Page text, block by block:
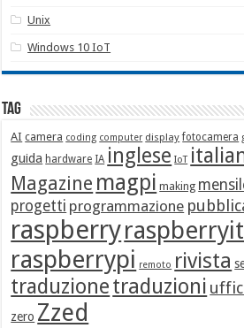
Unix
Windows 10 IoT
Tag
AI camera coding computer display fotocamera
guida hardware IA inglese IoT
Magazine magpi making
progetti programmazione
raspberry
raspberrypi remoto rivista
traduzionetraduzioni
zero Zzed